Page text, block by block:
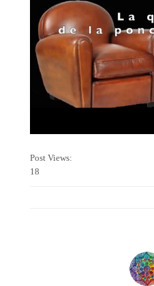
Post Views:
18